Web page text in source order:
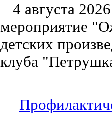
4 августа
мероприятие
детских
клуба